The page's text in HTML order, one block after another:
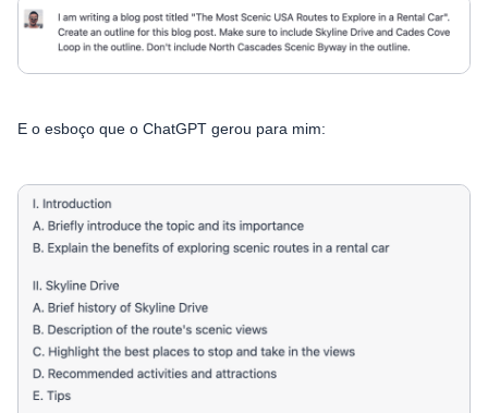
E o esboço que o ChatGPT gerou para mim: